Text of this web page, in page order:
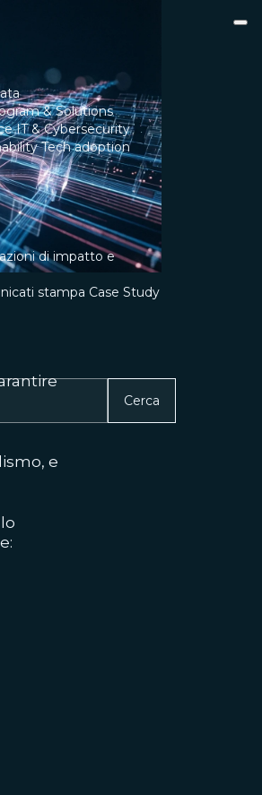
& Solutions
IT & Cybersecurity
Tech adoption
di impatto e
stampa Case Study
Cerca
e